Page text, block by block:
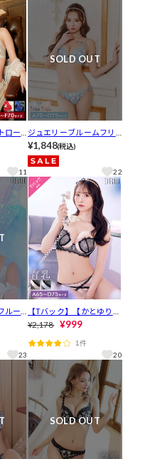
ロー
透け
11
SOLD OUT
ジュエリーブルームフリ
ルブラジャー&フルバック
ショーツ[推し][人気]
¥1,848(税込)
22
ルー
ー&フ
23
【Tバック】【かとゆり着
用】パステルサテンクロ
ジャー&バック透けTバッ
クショーツ[推し]
¥2,178 ¥999
1件
20
SOLD OUT